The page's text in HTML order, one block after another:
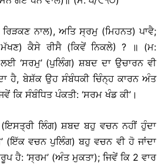
ਰਿੜਕਣ ਨਾਲ), ਅਤਿ ਸ੍ਰਮੁ (ਮਿਹਨਤ) ਪਾਵੈ;
ਮੱਖਣ) ਕੈਸੇ ਰੀਸੈ (ਕਿਵੇਂ ਨਿਕਲੇ) ? ॥ (ਮ:
‘ਸਰਮੁ’ (ਪੁਲਿੰਗ) ਸ਼ਬਦ ਦਾ ਉਚਾਰਨ ਵੀ
ਹੈ, ਬੇਸ਼ੱਕ ਉਹ ਸੰਬੰਧਕੀ ਚਿੰਨ੍ਹ ਕਾਰਨ ਅੰਤ
ਕਿ ਸੰਬੰਧਿਤ ਪੰਕਤੀ: ‘ਸਰਮ ਖੰਡ ਕੀ’।
ਲਿੰਗ) ਸ਼ਬਦ ਬਹੁ ਵਚਨ ਨਹੀਂ ਹੁੰਦਾ
(ਇੱਕ ਵਚਨ ਪੁਲਿੰਗ) ਬਹੁ ਵਚਨ ਵੀ ਹੋ ਜਾਂਦਾ
ਹੈ: ‘ਸ੍ਰਮ’ (ਅੰਤ ਮੁਕਤਾ); ਜਿਵੇਂ ਕਿ 2 ਵਾਰ